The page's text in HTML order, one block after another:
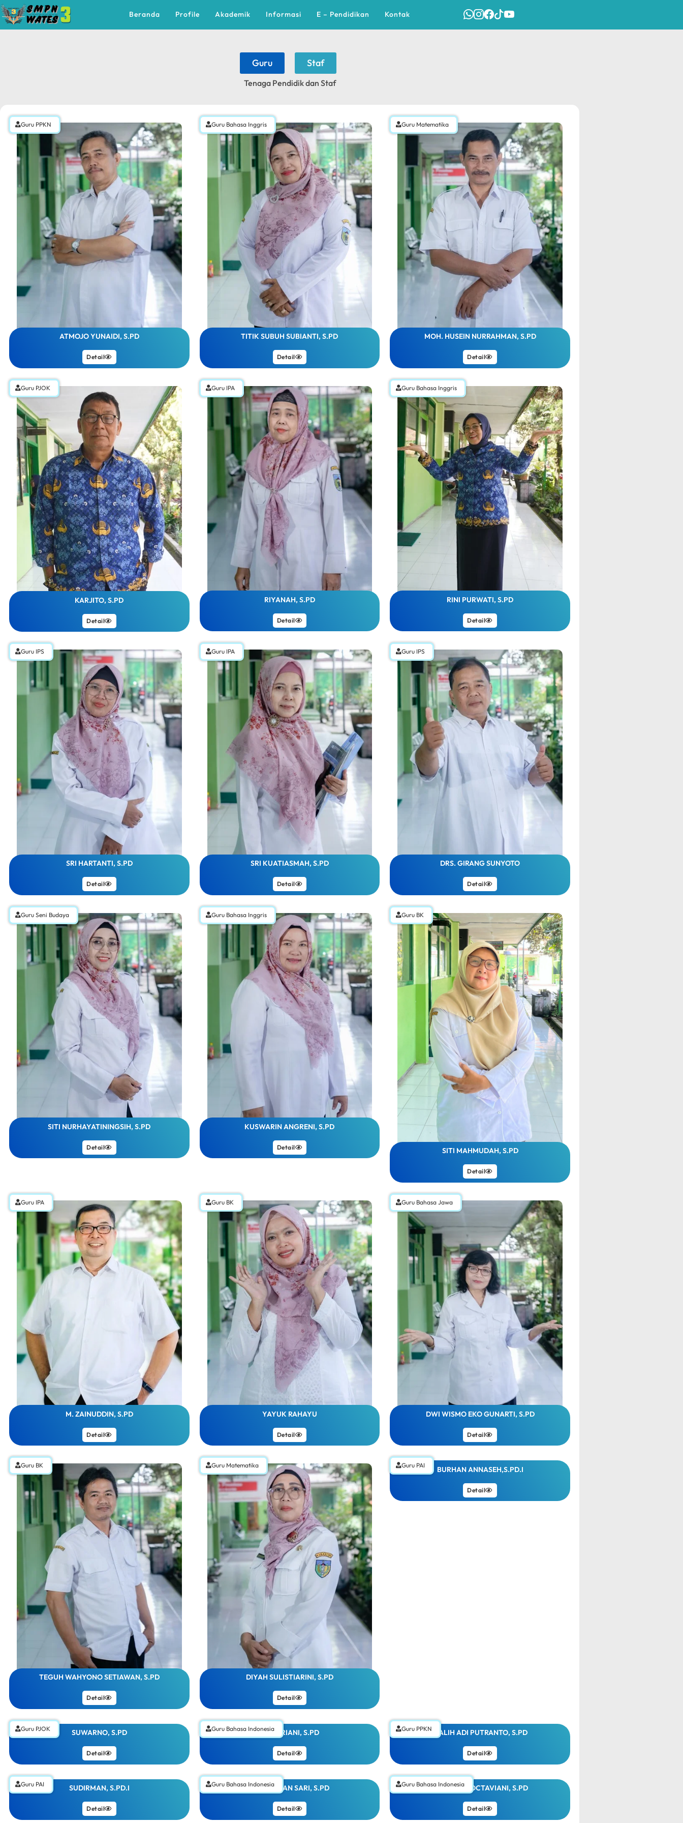
Beranda Profile Akademik Informasi E – Pendidikan Kontak
Guru Staf
Tenaga Pendidik dan Staf
ATMOJO YUNAIDI, S.PD
Detail
Guru PPKN
TITIK SUBUH SUBIANTI, S.PD
Detail
Guru Bahasa Inggris
MOH. HUSEIN NURRAHMAN, S.PD
Detail
Guru Matematika
KARJITO, S.PD
Detail
Guru PJOK
RIYANAH, S.PD
Detail
Guru IPA
RINI PURWATI, S.PD
Detail
Guru Bahasa Inggris
SRI HARTANTI, S.PD
Detail
Guru IPS
SRI KUATIASMAH, S.PD
Detail
Guru IPA
DRS. GIRANG SUNYOTO
Detail
Guru IPS
SITI NURHAYATININGSIH, S.PD
Detail
Guru Seni Budaya
KUSWARIN ANGRENI, S.PD
Detail
Guru Bahasa Inggris
SITI MAHMUDAH, S.PD
Detail
Guru BK
M. ZAINUDDIN, S.PD
Detail
Guru IPA
YAYUK RAHAYU
Detail
Guru BK
DWI WISMO EKO GUNARTI, S.PD
Detail
Guru Bahasa Jawa
TEGUH WAHYONO SETIAWAN, S.PD
Detail
Guru BK
DIYAH SULISTIARINI, S.PD
Detail
Guru Matematika BURHAN ANNASEH,S.PD.I
Detail
Guru PAI
SUWARNO, S.PD
Detail
Guru PJOK LESTARIANI, S.PD
Detail
Guru Bahasa Indonesia GALIH ADI PUTRANTO, S.PD
Detail
Guru PPKN
SUDIRMAN, S.PD.I
Detail
Guru PAI AYU WULAN SARI, S.PD
Detail
Guru Bahasa Indonesia MIFTA EKA OCTAVIANI, S.PD
Detail
Guru Bahasa Indonesia